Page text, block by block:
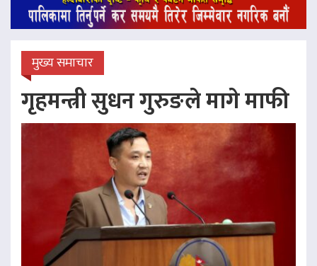
मुख्य समाचार
गृहमन्त्री सुधन गुरुङले मागे माफी